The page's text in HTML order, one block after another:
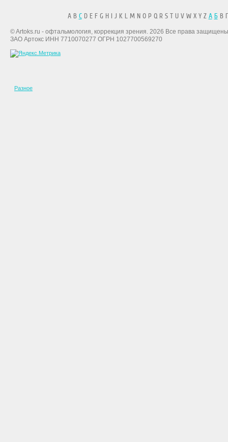
A B CD E F G H I J K L M N O P Q R S T U V W X Y Z А БВ
© Artoks.ru - офтальмология, коррекция зрения. 2026 Все права
ЗАО Артокс ИНН 7710070277 ОГРН 1027700569270
Разное